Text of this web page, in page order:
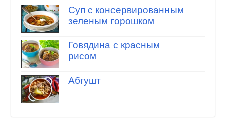
Суп с консервированным
зеленым горошком
Говядина с красным
рисом
Абгушт